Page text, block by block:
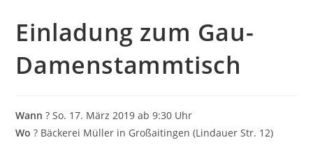
Einladung zum Gau-
Damenstammtisch
Wann ? So. 17. März 2019 ab 9:30 Uhr
Wo ? Bäckerei Müller in Großaitingen (Lindauer Str. 12)